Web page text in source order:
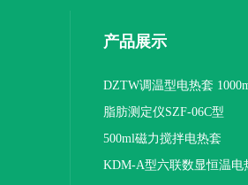
产品展示
DZTW调温型电热套
联
脂肪测定仪SZF-06C型
500ml磁力搅拌电热套
KDM-A型六联数显恒温电